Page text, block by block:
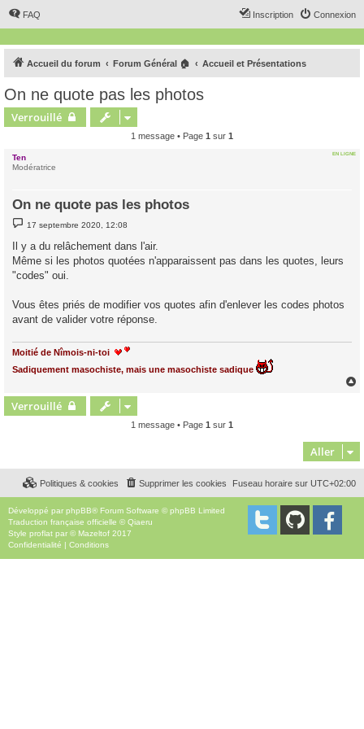
FAQ Connexion
Inscription
Accueil du forum Forum Général 🏠 Accueil et Présentations
On ne quote pas les photos
Verrouillé
1 message • Page 1 sur 1
EN LIGNE
Ten
Modératrice
On ne quote pas les photos
M
e
s
a
e
17 septembre 2020, 12:08
Il y a du relâchement dans l'air.
Même si les photos quotées n'apparaissent pas dans les quotes, leurs
"codes" oui.
Vous êtes priés de modifier vos quotes afin d'enlever les codes photos
avant de valider votre réponse.
Moitié de Nîmois-ni-toi
Sadiquement masochiste, mais une masochiste sadique
Verrouillé
1 message • Page 1 sur 1
Aller
Fuseau horaire sur UTC+02:00
Supprimer les cookies
Politiques & cookies
Développé par phpBB® Forum Software © phpBB Limited
Traduction française officielle ©Qiaeru
Style proflat par © Mazeltof 2017
Confidentialité | Conditions